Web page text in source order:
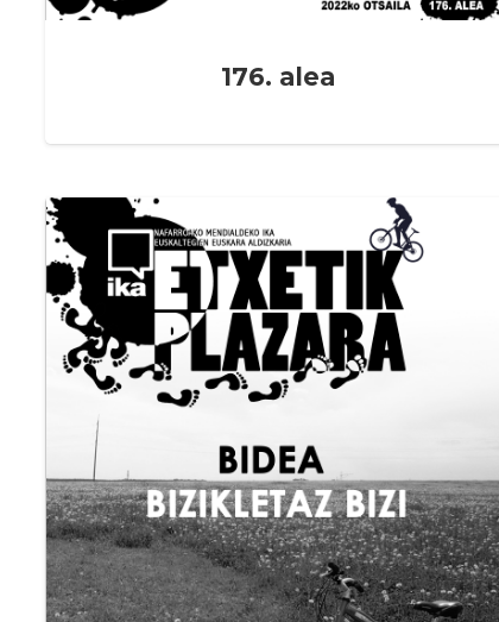
176. alea